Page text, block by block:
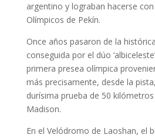
argentino y lograban hacerse
Olímpicos de Pekín.
Once años pasaron de la
conseguida por el dúo
primera presea olímpica
más precisamente, desde la
durísima prueba de 50
Madison.
En el Velódromo de Laoshan, el